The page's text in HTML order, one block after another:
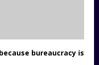
bureaucracy is